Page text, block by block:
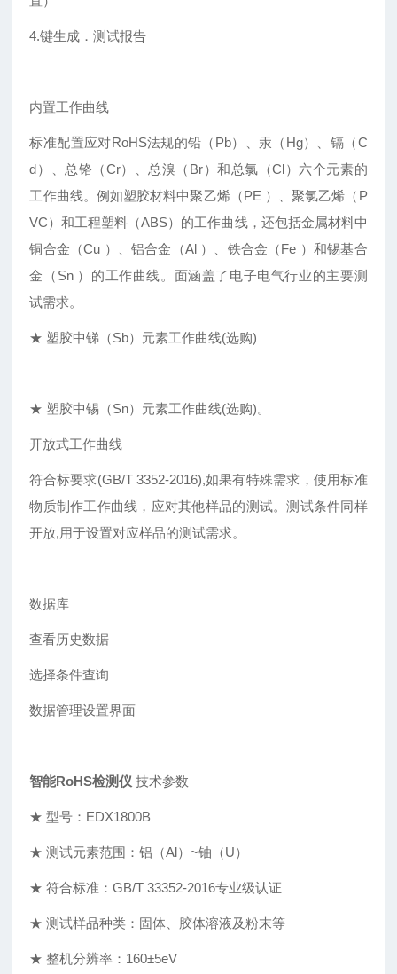
4.键生成．测试报告
内置工作曲线
标准配置应对RoHS法规的铅（Pb）、汞（Hg）、镉（C
d）、总铬（Cr）、总溴（Br）和总氯（Cl）六个元素的
工作曲线。例如塑胶材料中聚乙烯（PE ）、聚氯乙烯（P
VC）和工程塑料（ABS）的工作曲线，还包括金属材料中
铜合金（Cu ）、铝合金（Al ）、铁合金（Fe ）和锡基合
金（Sn ）的工作曲线。面涵盖了电子电气行业的主要测
试需求。
★ 塑胶中锑（Sb）元素工作曲线(选购)
★ 塑胶中锡（Sn）元素工作曲线(选购)。
开放式工作曲线
符合标要求(GB/T 3352-2016),如果有特殊需求，使用标准
物质制作工作曲线，应对其他样品的测试。测试条件同样
开放,用于设置对应样品的测试需求。
数据库
查看历史数据
选择条件查询
数据管理设置界面
智能RoHS检测仪 技术参数
★ 型号：EDX1800B
★ 测试元素范围：铝（Al）~铀（U）
★ 符合标准：GB/T 33352-2016专业级认证
★ 测试样品种类：固体、胶体溶液及粉末等
★ 整机分辨率：160±5eV